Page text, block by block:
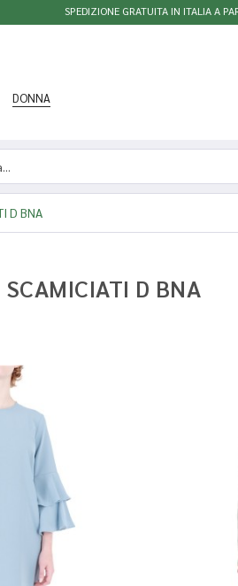
SPEDIZIONE GRATUITA IN ITALIA A
DONNA
D BNA
D BNA